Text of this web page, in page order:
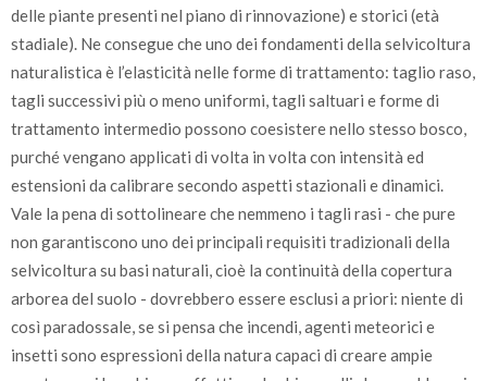
delle piante presenti nel piano di rinnovazione) e storici (età
stadiale). Ne consegue che uno dei fondamenti della selvicoltura
naturalistica è l’elasticità nelle forme di trattamento: taglio raso,
tagli successivi più o meno uniformi, tagli saltuari e forme di
trattamento intermedio possono coesistere nello stesso bosco,
purché vengano applicati di volta in volta con intensità ed
estensioni da calibrare secondo aspetti stazionali e dinamici.
Vale la pena di sottolineare che nemmeno i tagli rasi - che pure
non garantiscono uno dei principali requisiti tradizionali della
selvicoltura su basi naturali, cioè la continuità della copertura
arborea del suolo - dovrebbero essere esclusi a priori: niente di
così paradossale, se si pensa che incendi, agenti meteorici e
insetti sono espressioni della natura capaci di creare ampie